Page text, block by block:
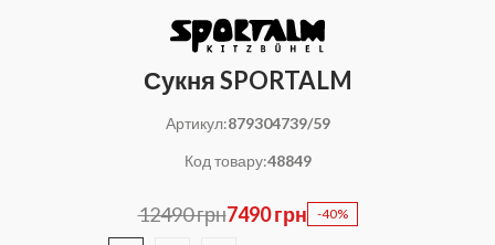
Сукня SPORTALM
Артикул:879304739/59
Код товару:48849
12490 грн7490 грн -40%